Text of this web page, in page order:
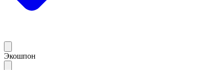
Экошпон